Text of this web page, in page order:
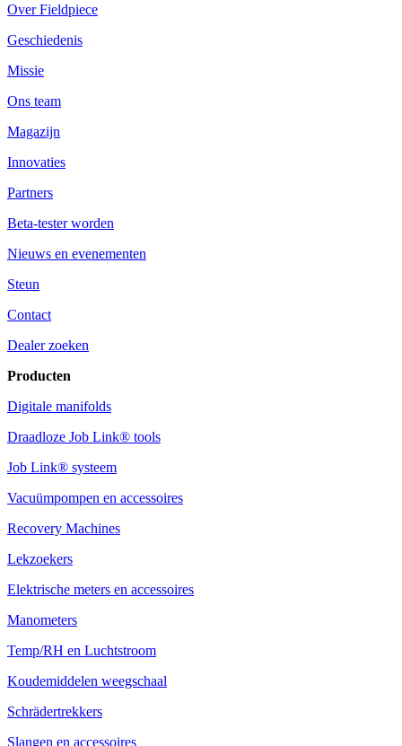
Over Fieldpiece
Geschiedenis
Missie
Ons team
Magazijn
Innovaties
Partners
Beta-tester worden
Nieuws en evenementen
Steun
Contact
Dealer zoeken
Producten
Digitale manifolds
Draadloze Job Link® tools
Job Link® systeem
Vacuümpompen en accessoires
Recovery Machines
Lekzoekers
Elektrische meters en accessoires
Manometers
Temp/RH en Luchtstroom
Koudemiddelen weegschaal
Schrädertrekkers
Slangen en accessoires